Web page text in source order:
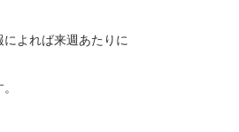
よれば来週あたりに